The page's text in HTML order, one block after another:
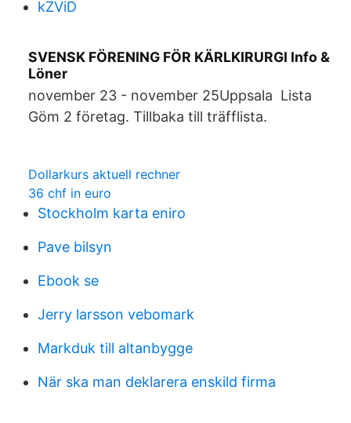
kZViD
SVENSK FÖRENING FÖR KÄRLKIRURGI Info &
Löner
november 23 - november 25​Uppsala Lista
Göm 2 företag. Tillbaka till träfflista.
Dollarkurs aktuell rechner
36 chf in euro
Stockholm karta eniro
Pave bilsyn
Ebook se
Jerry larsson vebomark
Markduk till altanbygge
När ska man deklarera enskild firma